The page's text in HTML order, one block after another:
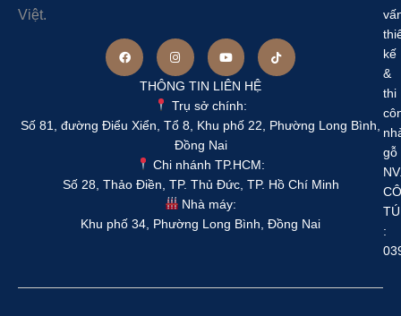
Việt.
THÔNG TIN LIÊN HỆ
Trụ sở chính:
Số 81, đường Điểu Xiển, Tổ 8, Khu phố 22, Phường Long Bình,
Đồng Nai
Chi nhánh TP.HCM:
Số 28, Thảo Điền, TP. Thủ Đức, TP. Hồ Chí Minh
Nhà máy:
Khu phố 34, Phường Long Bình, Đồng Nai
kế
&
thi
gỗ
TÚ
: